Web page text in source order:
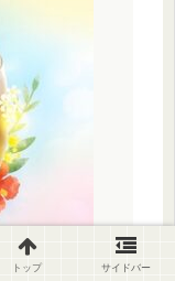
トップ サイドバー